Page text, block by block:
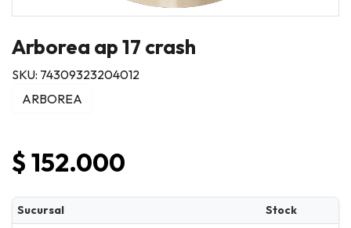
Arborea ap 17 crash
SKU: 74309323204012
ARBOREA
$ 152.000
Sucursal Stock